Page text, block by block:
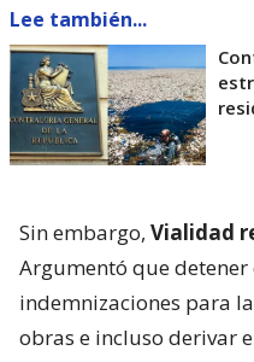
Lee también...
Sin embargo, Vialidad
Argumentó que
indemnizaciones para
obras e incluso derivar